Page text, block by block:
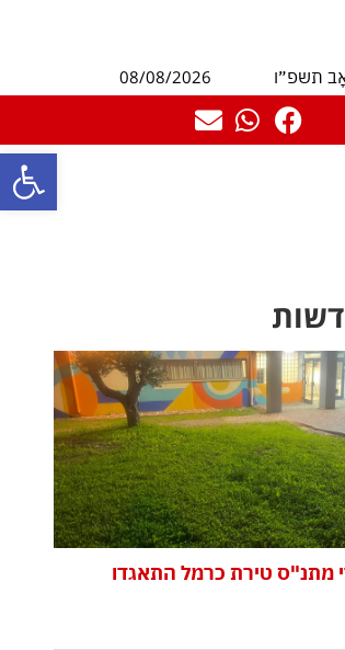
פתח
תשפ״ו
08/08/2026
מתנ"ס טירת כרמל התאגדו